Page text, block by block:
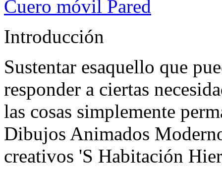
Cuero móvil Pared
Introducción
Sustentar esaquello que
responder a ciertas
las cosas simplemente
Dibujos Animados
creativos 'S Habitación